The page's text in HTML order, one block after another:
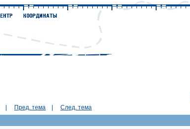
Пред. тема
След. тема